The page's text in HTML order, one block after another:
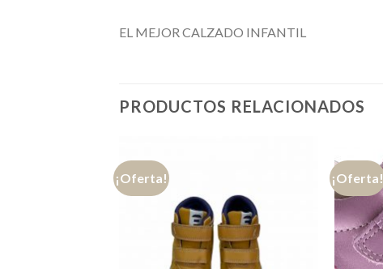
EL MEJOR CALZADO INFANTIL
PRODUCTOS RELACIONADOS
¡Oferta! ¡Oferta!